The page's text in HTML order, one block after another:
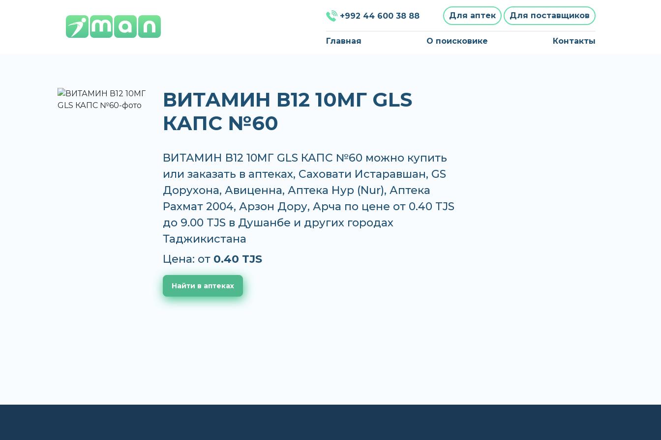
+992 44 600 38 88 Для аптек Для поставщиков
Главная О поисковике Контакты
ВИТАМИН В12 10МГ GLS
КАПС №60
ВИТАМИН В12 10МГ GLS КАПС №60 можно купить
или заказать в аптеках, Саховати Истаравшан, GS
Дорухона, Авиценна, Аптека Нур (Nur), Аптека
Рахмат 2004, Арзон Дору, Арча по цене от 0.40 TJS
до 9.00 TJS в Душанбе и других городах
Таджикистана
Цена: от 0.40 TJS
Найти в аптеках